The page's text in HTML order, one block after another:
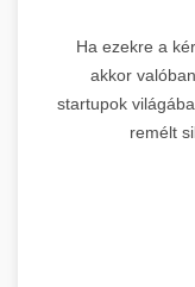
Ha ezekre a
akkor
startupok
remélt